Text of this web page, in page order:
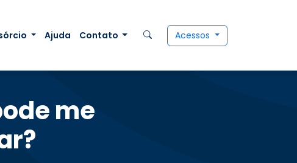
Ajuda Contato Acessos
me